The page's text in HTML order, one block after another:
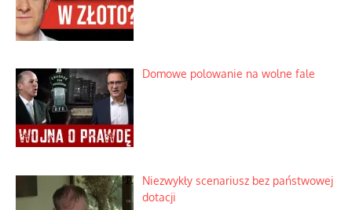
Domowe polowanie na wolne fale
Niezwykły scenariusz bez państwowej
dotacji